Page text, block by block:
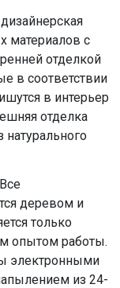
материалов с
отделкой
в соответствии
в интерьер
отделка
деревом и
только
опытом работы.
электронными
из 24-